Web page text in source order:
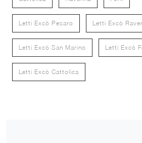
Letti Excò Pesaro Letti Excò
Letti Excò San Marino Letti Excò
Letti Excò Cattolica